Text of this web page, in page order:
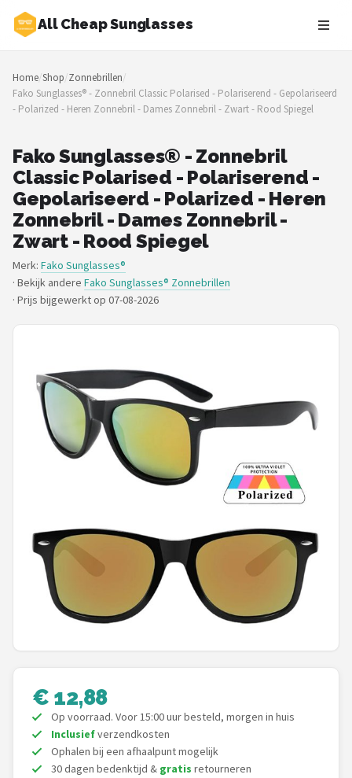
All Cheap Sunglasses
Zoeken
NAVIGATIE
Shop
Merken
Blog
Zonnebrillen
Baby zonnebrillen
Shop
KIMU
Kingseven
Fako Fashion®
Guess
Fako Sunglasses®
Zonnebril Dames
Alle merken →
Home/Shop/Zonnebrillen/
Fako Sunglasses® - Zonnebril Classic Polarised - Polariserend - Gepolariseerd
- Polarized - Heren Zonnebril - Dames Zonnebril - Zwart - Rood Spiegel
Fako Sunglasses® - Zonnebril
Classic Polarised - Polariserend -
Gepolariseerd - Polarized - Heren
Zonnebril - Dames Zonnebril -
Zwart - Rood Spiegel
Merk: Fako Sunglasses®
· Bekijk andere Fako Sunglasses® Zonnebrillen
· Prijs bijgewerkt op 07-08-2026
€ 12,88
Op voorraad. Voor 15:00 uur besteld, morgen in huis
Inclusiefverzendkosten
Ophalen bij een afhaalpunt mogelijk
30 dagen bedenktijd & gratis retourneren